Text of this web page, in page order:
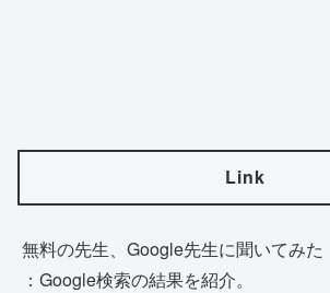
Link
無料の先生、Google先生に聞いてみた
：Google検索の結果を紹介。